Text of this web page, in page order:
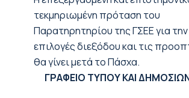
τεκμηριωμένη πρόταση του
Παρατηρητηρίου της ΓΣΕΕ για την
επιλογές διεξόδου και τις
θα γίνει μετά το Πάσχα.
ΓΡΑΦΕΙΟ ΤΥΠΟΥ ΚΑΙ